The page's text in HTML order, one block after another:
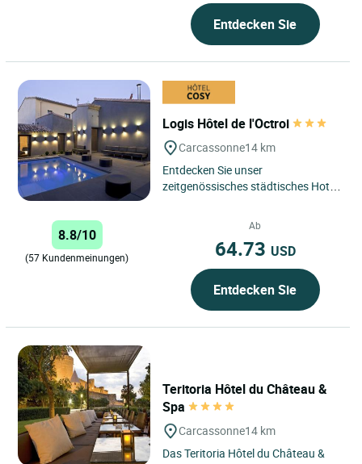
Entdecken Sie
Logis Hôtel de l'Octroi
Carcassonne14 km
Entdecken Sie unser
zeitgenössisches städtisches Hotel
geschichtsreichen Stadt
8.8/10
(57 Kundenmeinungen)
Ab
64.73 USD
Entdecken Sie
Teritoria Hôtel du Château &
Spa
Carcassonne14 km
Das Teritoria Hôtel du Château &